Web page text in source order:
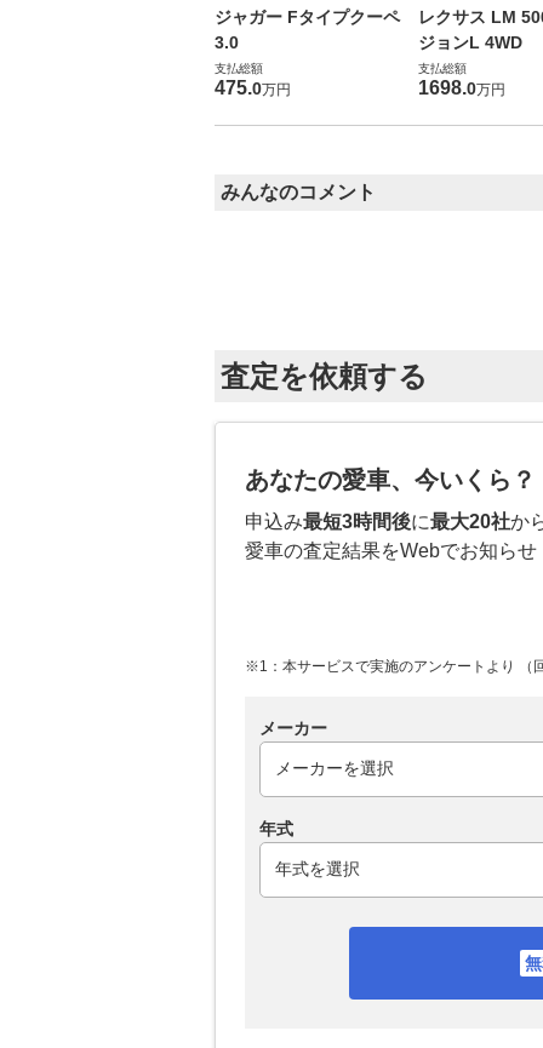
ジャガー Fタイプクーペ
3.0
支払総額
475.0万円
レクサス LM
ジョンL 4WD
支払総額
1698.0万円
みんなのコメント
査定を依頼する
あなたの愛車、今いくら？
申込み最短3時間後に最大20社か
愛車の査定結果をWebでお知らせ
※1：本サービスで実施のアンケートより （
メーカー
年式